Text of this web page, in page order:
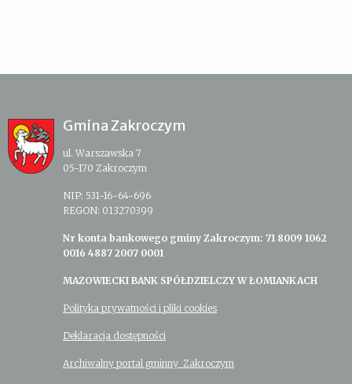
Gmina Zakroczym
ul. Warszawska 7
05-170 Zakroczym
NIP: 531-16-64-696
REGON: 013270399
Nr konta bankowego gminy Zakroczym: 71 8009 1062
0016 4887 2007 0001
MAZOWIECKI BANK SPÓŁDZIELCZY W ŁOMIANKACH
Polityka prywatności i pliki cookies
Deklaracja dostępności
Archiwalny portal gminny Zakroczym